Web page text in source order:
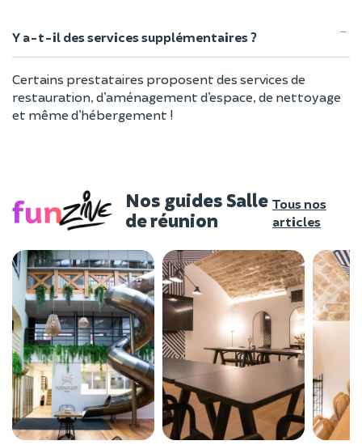
Y a-t-il des services supplémentaires ?
Certains prestataires proposent des services de
restauration, d’aménagement d’espace, de nettoyage
et même d’hébergement !
Nos guides Salle
de réunion
Tous nos
articles